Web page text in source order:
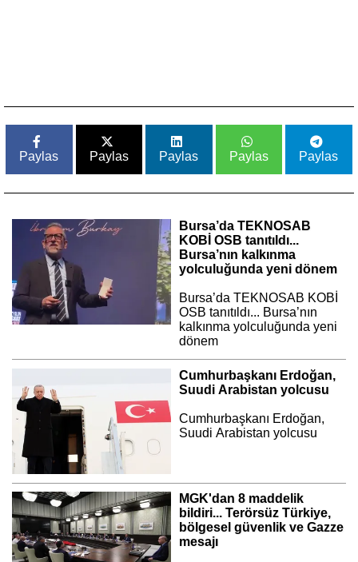
Paylas Paylas Paylas Paylas Paylas
Bursa’da TEKNOSAB
KOBİ OSB tanıtıldı...
Bursa’nın kalkınma
yolculuğunda yeni dönem
Bursa’da TEKNOSAB KOBİ
OSB tanıtıldı... Bursa’nın
kalkınma yolculuğunda yeni
dönem
Cumhurbaşkanı Erdoğan,
Suudi Arabistan yolcusu
Cumhurbaşkanı Erdoğan,
Suudi Arabistan yolcusu
MGK'dan 8 maddelik
bildiri... Terörsüz Türkiye,
bölgesel güvenlik ve Gazze
mesajı